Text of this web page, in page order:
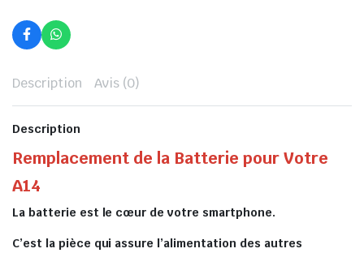
Description Avis (0)
Description
Remplacement de la Batterie pour Votre
A14
La batterie est le cœur de votre smartphone.
C’est la pièce qui assure l’alimentation des autres